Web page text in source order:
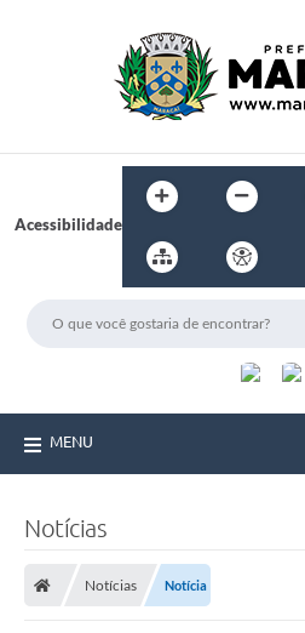
Acessibilidade
MENU
Notícias
Notícias Notícia